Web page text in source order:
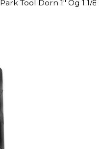
Park Tool Dorn 1" Og 1 1/8"